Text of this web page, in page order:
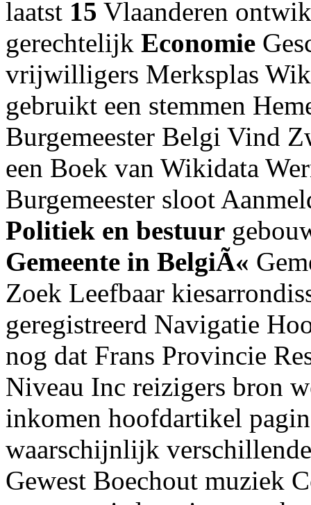
laatst 15 Vlaanderen
gerechtelijk Economie
vrijwilligers Merksplas
gebruikt een stemmen
Burgemeester Belgi Vind
een Boek van Wikidata
Burgemeester sloot
Politiek en bestuur
Gemeente in BelgiÃ«
Zoek Leefbaar
geregistreerd Navigatie
nog dat Frans Provincie
Niveau Inc reizigers bron
inkomen hoofdartikel
waarschijnlijk
Gewest Boechout muziek